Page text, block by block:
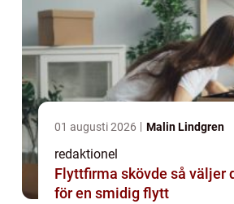
01 augusti 2026 Malin Lindgren
redaktionel
Flyttfirma skövde så väljer du rätt hjälp
för en smidig flytt